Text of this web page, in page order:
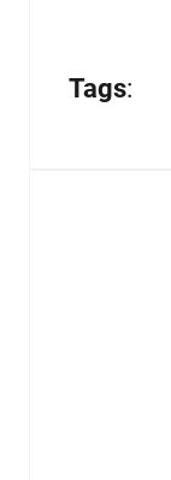
Tags: